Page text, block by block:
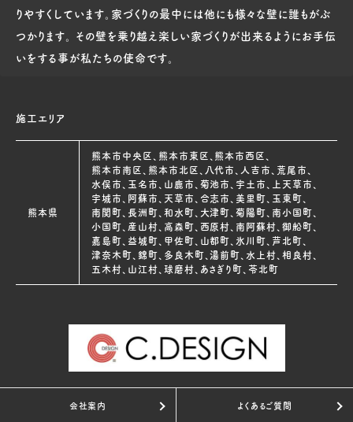
りやすくしています。家づくりの最中には他にも様々な壁に誰もがぶ
つかります。 その壁を乗り越え楽しい家づくりが出来るようにお手伝
いをする事が私たちの使命です。
施工エリア
熊本県
熊本市中央区、熊本市東区、熊本市西区、
熊本市南区、熊本市北区、八代市、人吉市、荒尾市、
水俣市、玉名市、山鹿市、菊池市、宇土市、上天草市、
宇城市、阿蘇市、天草市、合志市、美里町、玉東町、
南関町、長洲町、和水町、大津町、菊陽町、南小国町、
小国町、産山村、高森町、西原村、南阿蘇村、御船町、
嘉島町、益城町、甲佐町、山都町、氷川町、芦北町、
津奈木町、錦町、多良木町、湯前町、水上村、相良村、
五木村、山江村、球磨村、あさぎり町、苓北町
会社案内 よくあるご質問